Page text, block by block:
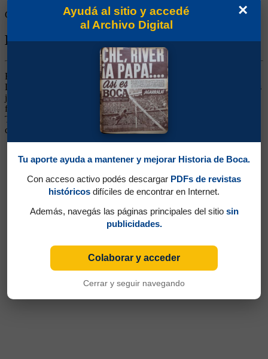
Goles rivales:
0
Biografía de César Osvaldo La Paglia
Enganche. Ganó 4 títulos (Aperturas 1998 y 2003, Clausura 1999 y
Libertadores 2000). Llegó a las inferiores de Boca desde Argentinos
junto a otros juveniles. Integró seleccionados menores y siempre fue
figura destacada. En Boca no pudo consolidarse. Pasó a préstamo a
Talleres de Córdoba, regresó, tampoco pudo afirmarse y siguió su
carrera en Tenerife, Vitoria Setubal y Wuhan de China
×
Ayudá al sitio y accedé
al Archivo Digital
Tu aporte ayuda a mantener y mejorar Historia de Boca.
Con acceso activo podés descargar PDFs de revistas
históricos difíciles de encontrar en Internet.
Además, navegás las páginas principales del sitio sin
publicidades.
Colaborar y acceder
Cerrar y seguir navegando